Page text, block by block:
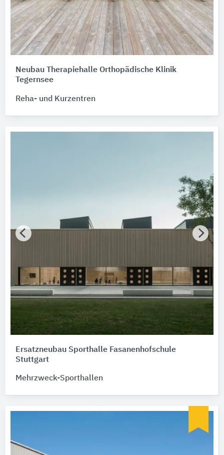
Neubau Therapiehalle Orthopädische Klinik
Tegernsee
Reha- und Kurzentren
Ersatzneubau Sporthalle Fasanenhofschule
Stuttgart
Mehrzweck-Sporthallen